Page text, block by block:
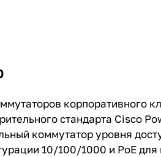
корпоративного
стандарта Cisco
коммутатор уровня
10/100/1000 и PoE